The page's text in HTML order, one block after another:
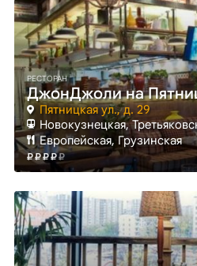
РЕСТОРАН
ДжонДжоли на
Пятницкая ул., д. 29
Новокузнецкая,
Европейская, Грузинская